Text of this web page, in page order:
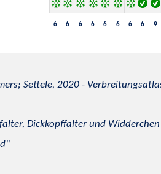
6 6 6 6 6 6 6 6 9
Settele, 2020 -
Dickkopffalter und Widderchen